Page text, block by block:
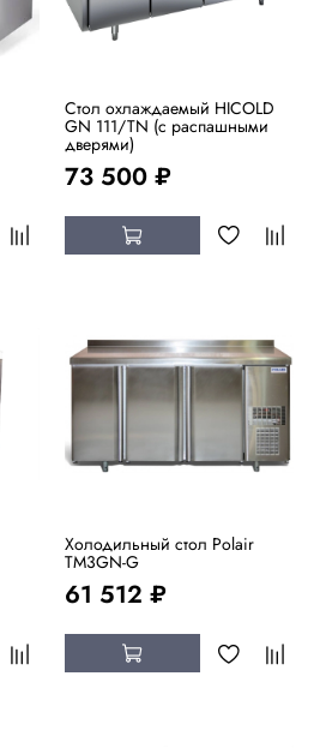
Стол охлаждаемый HICOLD
GN 111/TN (с распашными
дверями)
73 500 ₽
Холодильный стол Polair
TM3GN-G
61 512 ₽